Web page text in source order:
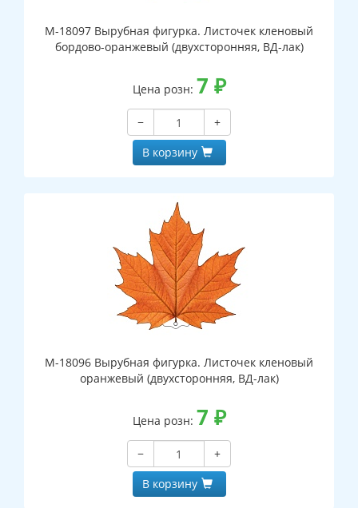
М-18097 Вырубная фигурка. Листочек кленовый
бордово-оранжевый (двухсторонняя, ВД-лак)
Цена розн: 7 ₽
−
+
В корзину
М-18096 Вырубная фигурка. Листочек кленовый
оранжевый (двухсторонняя, ВД-лак)
Цена розн: 7 ₽
−
+
В корзину